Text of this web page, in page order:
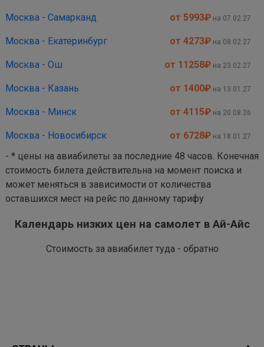
Москва - Самарканд от 5993₽ на 07.02.27
Москва - Екатеринбург от 4273₽ на 08.02.27
Москва - Ош от 11258₽ на 23.02.27
Москва - Казань от 1400₽ на 13.01.27
Москва - Минск от 4115₽ на 20.08.26
Москва - Новосибирск от 6728₽ на 18.01.27
- * цены на авиабилеты за последние 48 часов. Конечная
стоимость билета действительна на момент поиска и
может меняться в зависимости от количества
оставшихся мест на рейс по данному тарифу
Календарь низких цен на самолет в Ай-Айс
Стоимость за авиабилет туда - обратно